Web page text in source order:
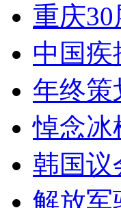
重庆
中国疾
年终策
悼念冰
韩国议
解放军